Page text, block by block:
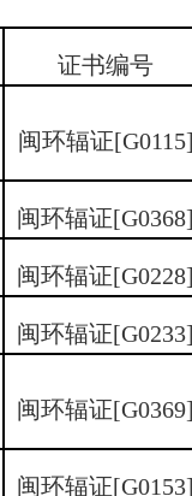
证书编号
闽环辐证[G0115]
闽环辐证[G0368]
闽环辐证[G0228]
闽环辐证[G0233]
闽环辐证[G0369]
闽环辐证[G0153]